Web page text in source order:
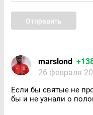
Отправить
marslond
26 февраля
Если бы святые не
бы и не узнали о